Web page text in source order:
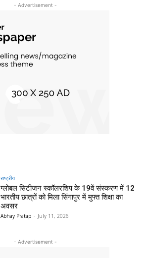
- Advertisement -
राष्ट्रीय
ग्लोबल सिटीजन स्कॉलरशिप के 19वें संस्करण में 12
भारतीय छात्रों को मिला सिंगापुर में मुफ्त शिक्षा का
अवसर
Abhay Pratap - July 11, 2026
- Advertisement -